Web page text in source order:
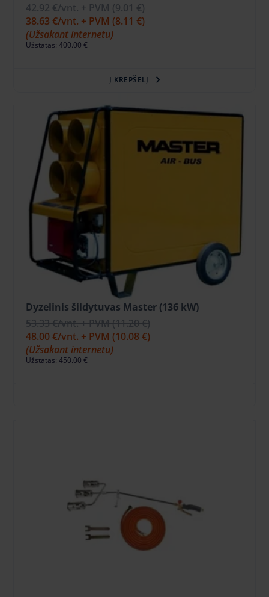
42.92 €/vnt. + PVM(9.01 €)
38.63 €/vnt. + PVM (8.11 €)
(Užsakant internetu)
Užstatas: 400.00 €
Į KREPŠELĮ
Dyzelinis šildytuvas Master (136 kW)
53.33 €/vnt. + PVM(11.20 €)
48.00 €/vnt. + PVM (10.08 €)
(Užsakant internetu)
Užstatas: 450.00 €